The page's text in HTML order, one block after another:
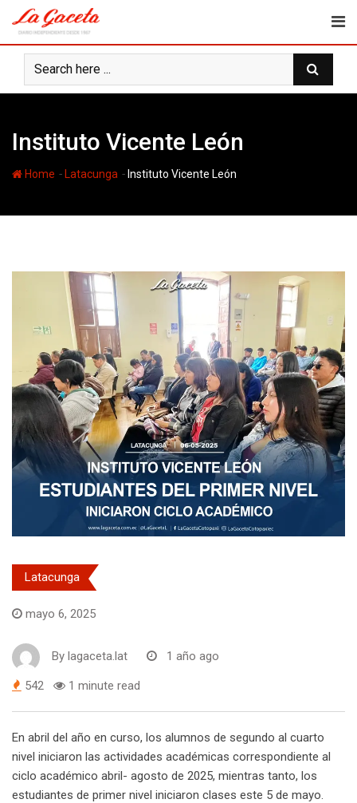
content
Instituto Vicente León
Home - Latacunga - Instituto Vicente León
Latacunga
mayo 6, 2025
By lagaceta.lat 1 año ago
542 1 minute read
En abril del año en curso, los alumnos de segundo al cuarto
nivel iniciaron las actividades académicas correspondiente al
ciclo académico abril- agosto de 2025, mientras tanto, los
estudiantes de primer nivel iniciaron clases este 5 de mayo.